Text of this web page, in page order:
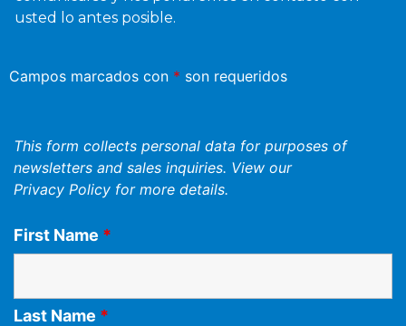
usted lo antes posible.
Campos marcados con * son requeridos
This form collects personal data for purposes of
newsletters and sales inquiries. View our
Privacy Policy for more details.
First Name *
Last Name *